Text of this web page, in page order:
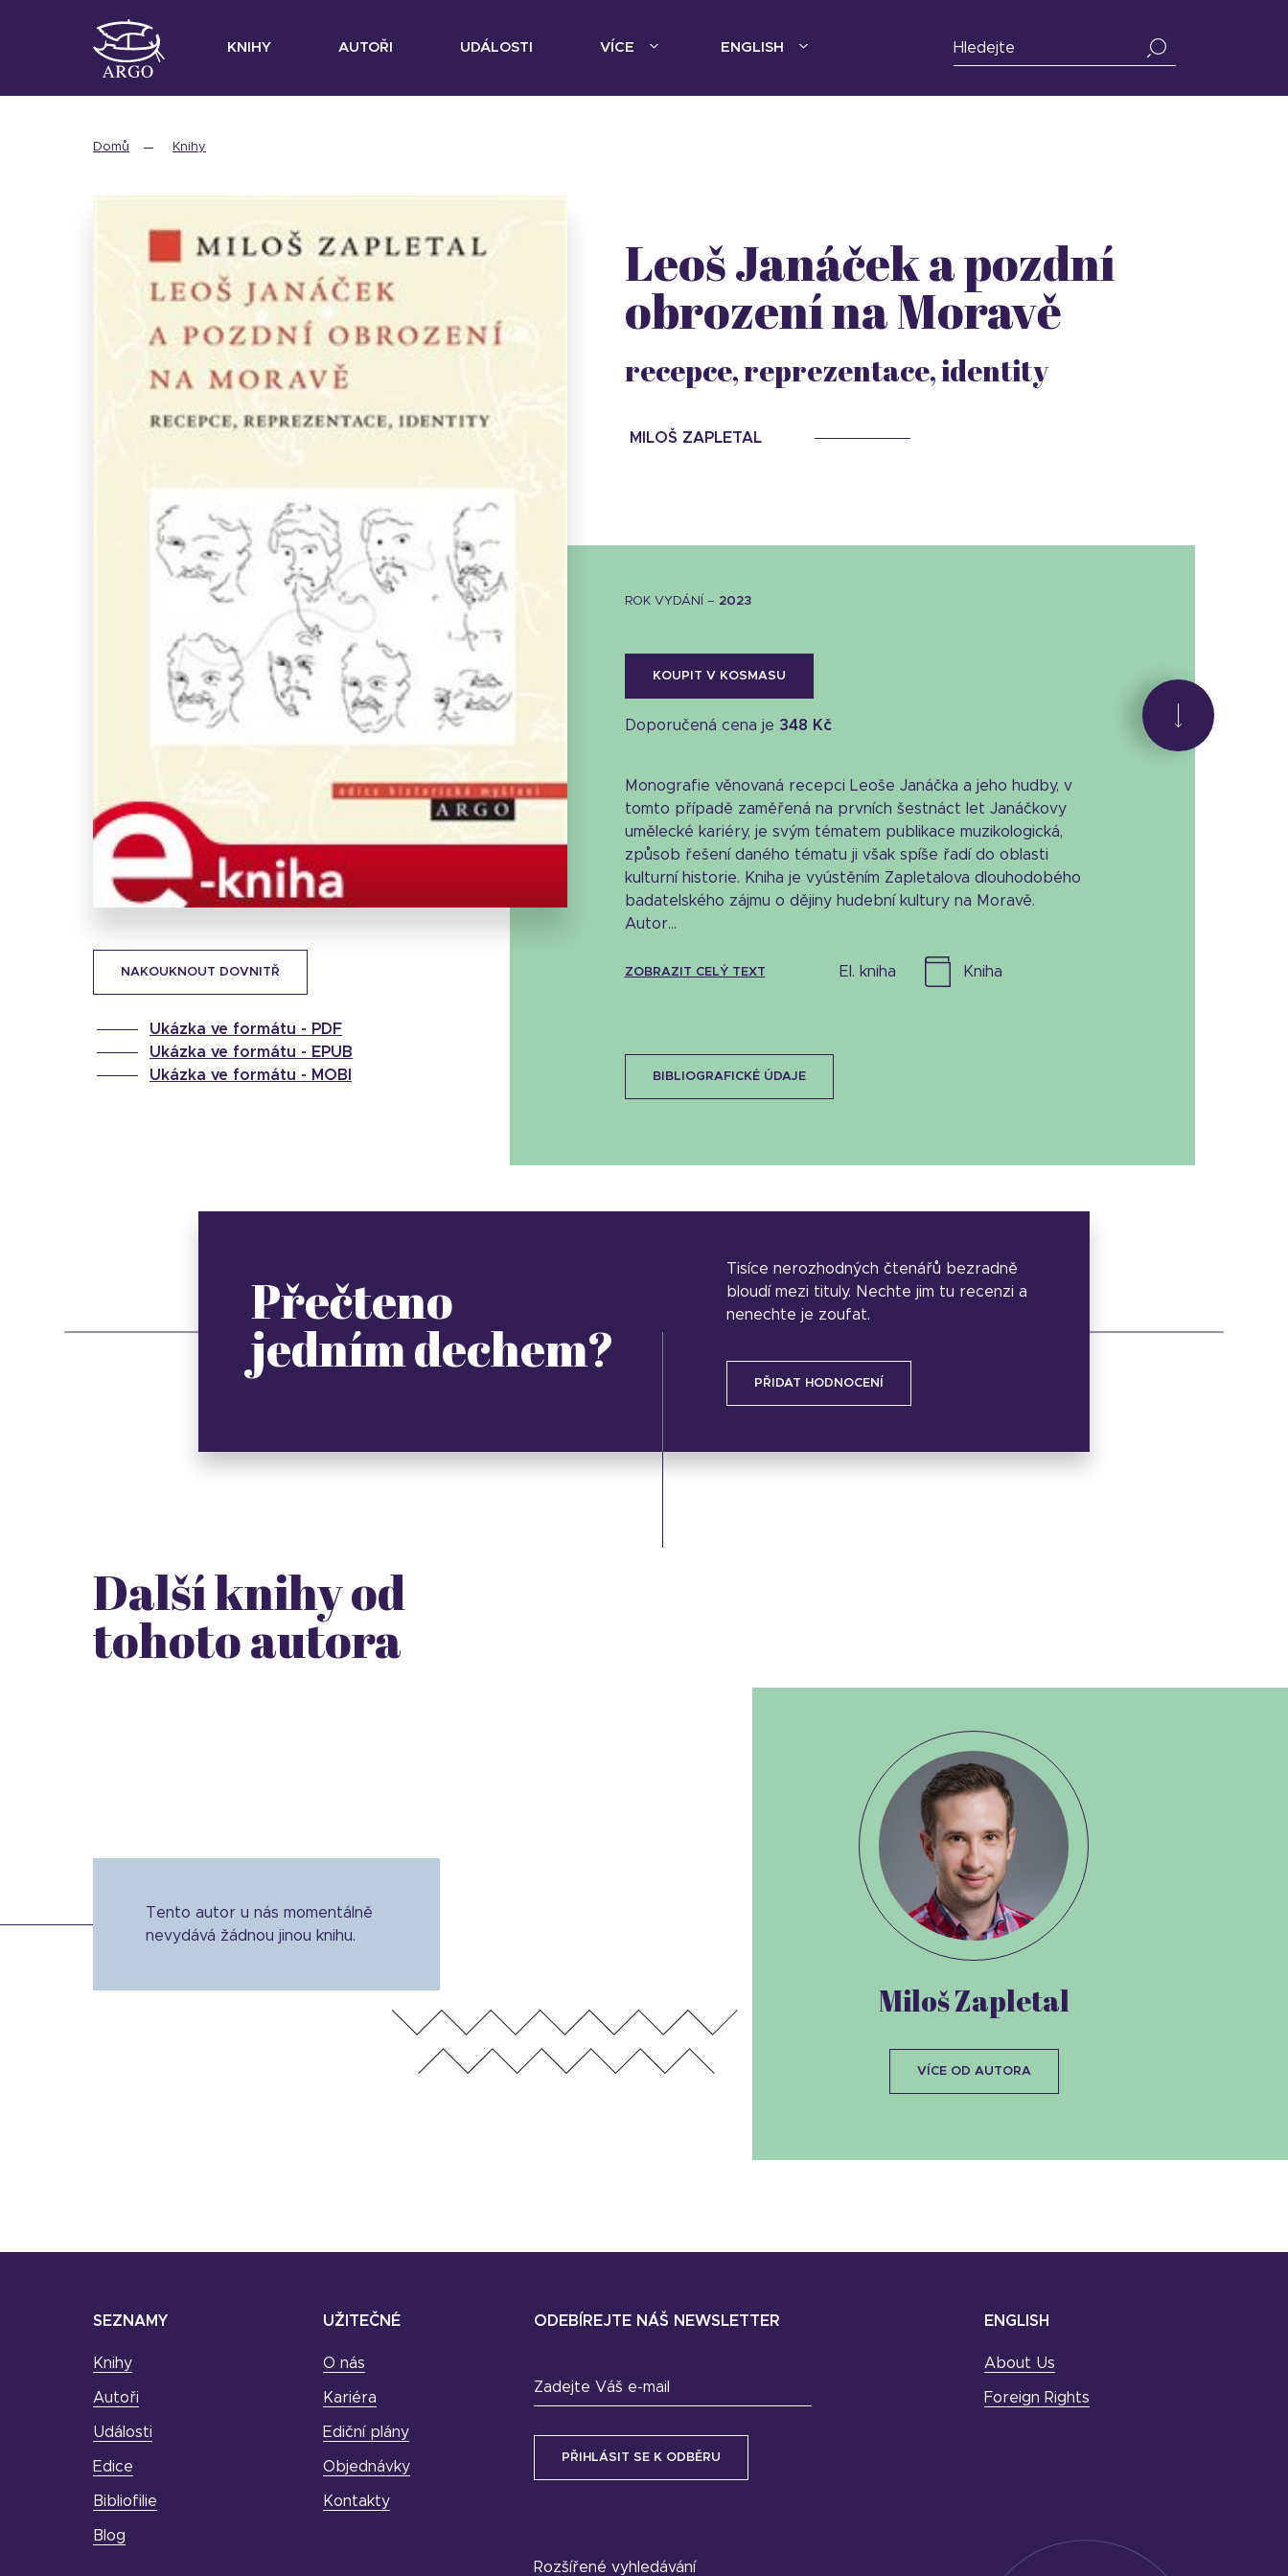
KNIHY AUTOŘI UDÁLOSTI VÍCE ENGLISH
Domů Knihy
Stáhnout obálku
NAKOUKNOUT DOVNITŘ
Ukázka ve formátu - PDF
Ukázka ve formátu - EPUB
Ukázka ve formátu - MOBI
Leoš Janáček a pozdní
obrození na Moravě
recepce, reprezentace, identity
MILOŠ ZAPLETAL
ROK VYDÁNÍ – 2023
KOUPIT V KOSMASU
Doporučená cena je 348 Kč
Monografie věnovaná recepci Leoše Janáčka a jeho hudby, v
tomto případě zaměřená na prvních šestnáct let Janáčkovy
umělecké kariéry, je svým tématem publikace muzikologická,
způsob řešení daného tématu ji však spíše řadí do oblasti
kulturní historie. Kniha je vyústěním Zapletalova dlouhodobého
badatelského zájmu o dějiny hudební kultury na Moravě.
Autor...
ZOBRAZIT CELÝ TEXT el. kniha kniha
BIBLIOGRAFICKÉ ÚDAJE
Přečteno
jedním dechem?
Tisíce nerozhodných čtenářů bezradně
bloudí mezi tituly. Nechte jim tu recenzi a
nenechte je zoufat.
PŘIDAT HODNOCENÍ
Další knihy od
tohoto autora
Tento autor u nás momentálně
nevydává žádnou jinou knihu.
Miloš Zapletal
VÍCE OD AUTORA
SEZNAMY
Knihy
Autoři
Události
Edice
Bibliofilie
Blog
UŽITEČNÉ
O nás
Kariéra
Ediční plány
Objednávky
Kontakty
ODEBÍREJTE NÁŠ NEWSLETTER
Zadejte Váš e-mail
Rozšířené vyhledávání
ENGLISH
About Us
Foreign Rights